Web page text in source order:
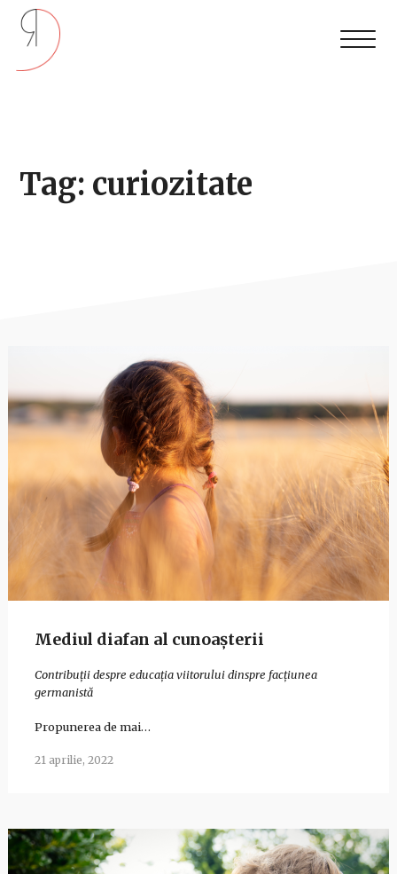
Tag: curiozitate
Mediul diafan al cunoașterii
Contribuții despre educația viitorului dinspre facțiunea
germanistă
Propunerea de mai…
21 aprilie, 2022